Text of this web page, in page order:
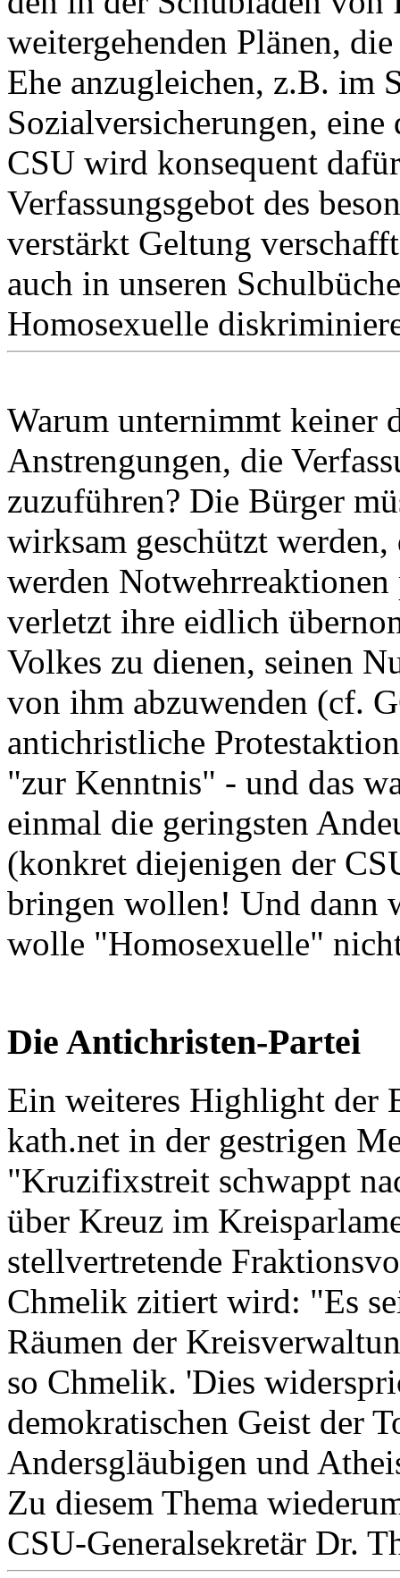
weitergehenden Plänen,
Ehe anzugleichen, z.B. im
Sozialversicherungen,
CSU wird konsequent
Verfassungsgebot des
verstärkt Geltung
auch in unseren
Homosexuelle
Warum unternimmt keiner
Anstrengungen, die
zuzuführen? Die Bürger
wirksam geschützt
werden
verletzt ihre eidlich
Volkes zu dienen, seinen
von ihm abzuwenden (cf.
antichristliche
"zur Kenntnis" - und das
einmal die geringsten
(konkret diejenigen der
bringen wollen! Und dann
wolle "Homosexuelle"
Die Antichristen-Partei
Ein weiteres Highlight der
kath.net in der gestrigen
"Kruzifixstreit schwappt
über Kreuz im
stellvertretende
Chmelik zitiert wird: "Es
Räumen der
so Chmelik. 'Dies
demokratischen Geist der
Andersgläubigen und
Zu diesem Thema
CSU-Generalsekretär Dr.